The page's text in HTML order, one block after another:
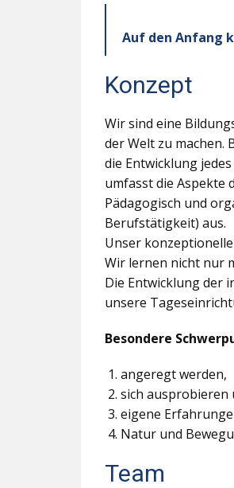
Auf den Anfang
Konzept
Wir sind eine
der Welt zu machen.
die Entwicklung
umfasst die Aspekte
Pädagogisch und
Berufstätigkeit) aus.
Unser
Wir lernen nicht nur
Die Entwicklung der
unsere
Besondere
angeregt werden,
sich ausprobieren
eigene
Natur und
Team